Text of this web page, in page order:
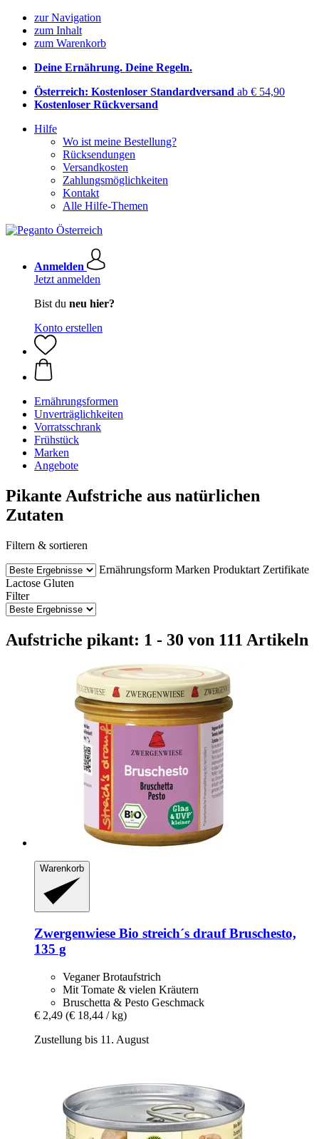
zur Navigation
zum Inhalt
zum Warenkorb
Deine Ernährung. Deine Regeln.
Österreich: Kostenloser Standardversand ab € 54,90
Kostenloser Rückversand
Hilfe
Wo ist meine Bestellung?
Rücksendungen
Versandkosten
Zahlungsmöglichkeiten
Kontakt
Alle Hilfe-Themen
Anmelden
Jetzt anmelden
Bist du neu hier?
Konto erstellen
Ernährungsformen
Unverträglichkeiten
Vorratsschrank
Frühstück
Marken
Angebote
Pikante Aufstriche aus natürlichen
Zutaten
Filtern & sortieren
Ernährungsform Marken Produktart Zertifikate
Lactose Gluten
Filter
Aufstriche pikant: 1 - 30 von 111 Artikeln
Warenkorb
Zwergenwiese Bio streich´s drauf Bruschesto,
135 g
Veganer Brotaufstrich
Mit Tomate & vielen Kräutern
Bruschetta & Pesto Geschmack
€ 2,49 (€ 18,44 / kg)
Zustellung bis 11. August